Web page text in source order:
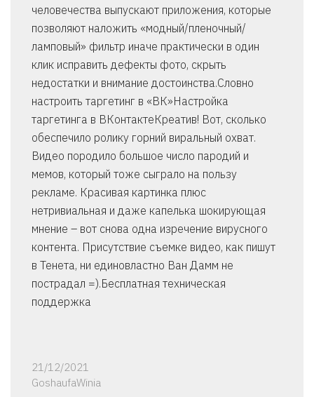
человечества выпускают приложения, которые
позволяют наложить «модный/пленочный/
ламповый» фильтр иначе практически в один
клик исправить дефекты фото, скрыть
недостатки и внимание достоинства.Словно
настроить таргетинг в «ВК»Настройка
таргетинга в ВКонтактеКреатив! Вот, сколько
обеспечило ролику горний виральный охват.
Видео породило большое число пародий и
мемов, который тоже сыграло на пользу
рекламе. Красивая картинка плюс
нетривиальная и даже капелька шокирующая
мнение – вот снова одна изречение вирусного
контента. Присутствие съемке видео, как пишут
в Тенета, ни единовластно Ван Дамм не
пострадал =).Бесплатная техническая
поддержка
21/12/2021
GoshaufaWinia